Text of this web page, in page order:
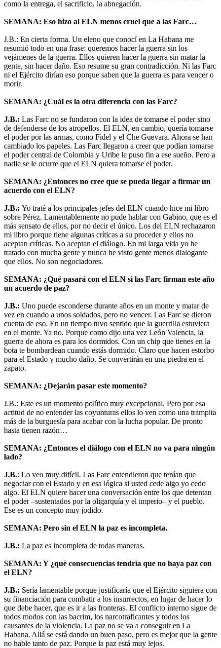
como la entrega, el sacrificio, la abnegación.
SEMANA: Eso hizo al ELN menos cruel que a las Farc…
J.B.: En cierta forma. Un eleno que conocí en La Habana me
resumió todo en una frase: queremos hacer la guerra sin los
vejámenes de la guerra. Ellos quieren hacer la guerra sin matar la
gente, sin hacer daño. Eso resume su gran contradicción. Ni las Farc
ni el Ejército dirían eso porque saben que la guerra es para vencer o
morir.
SEMANA: ¿Cuál es la otra diferencia con las Farc?
J.B.: Las Farc no se fundaron con la idea de tomarse el poder sino
de defenderse de los atropellos. El ELN, en cambio, quería tomarse
el poder por las armas, como Fidel y el Che Guevara. Ahora se han
cambiado los papeles. Las Farc llegaron a creer que podían tomarse
el poder central de Colombia y Uribe le puso fin a ese sueño. Pero a
nadie se le ocurre que el ELN quiera tomarse el poder.
SEMANA: ¿Entonces no cree que se pueda llegar a firmar un
acuerdo con el ELN?
J.B.: Yo traté a los principales jefes del ELN cuando hice mi libro
sobre Pérez. Lamentablemente no pude hablar con Gabino, que es el
más sensato de ellos, por no decir el único. Los del ELN rechazaron
mi libro porque tiene algunas críticas a su proceder y ellos no
aceptan críticas. No aceptan el diálogo. En mi larga vida yo he
tratado con mucha gente y nunca he visto gente menos dialogante
que ellos. No son negociadores.
SEMANA: ¿Qué pasará con el ELN si las Farc firman este año
un acuerdo de paz?
J.B.: Uno puede esconderse durante años en un monte y matar de
vez en cuando a unos soldados, pero no vencer. Las Farc se dieron
cuenta de eso. En un tiempo tuvo sentido que la guerrilla estuviera
en el monte. Ya no. Porque como dijo una vez León Valencia, la
guerra de ahora es para los dormidos. Con un chip que tienes en la
bota te bombardean cuando estás dormido. Claro que hacen estorbo
para el Estado y mucho daño. Se convertirán en una piedra en el
zapato.
SEMANA: ¿Dejarán pasar este momento?
J.B.: Este es un momento político muy excepcional. Pero por esa
actitud de no entender las coyunturas ellos lo ven como una trampita
más de la burguesía para acabar con la lucha popular. De pronto
hasta tienen razón…
SEMANA: ¿Entonces el diálogo con el ELN no va para ningún
lado?
J.B.: Lo veo muy difícil. Las Farc entendieron que tenían que
negociar con el Estado y en esa lógica si usted cede algo yo cedo
algo. El ELN quiere hacer una conversación entre los que detentan
el poder –sustentados por la oligarquía y el imperio– y el pueblo.
Ese es un concepto muy jodido.
SEMANA: Pero sin el ELN la paz es incompleta.
J.B.: La paz es incompleta de todas maneras.
SEMANA: Y ¿qué consecuencias tendría que no haya paz con
el ELN?
J.B.: Sería lamentable porque justificaría que el Ejército siguiera con
su financiación para combatir a los insurrectos, en lugar de hacer lo
que debe hacer, que es ir a las fronteras. El conflicto interno sigue de
todos modos con las bacrim, los narcotraficantes y todos los
causantes de la violencia. La paz no se va a conseguir en La
Habana. Allá se está dando un buen paso, pero es mejor que la gente
no hable tanto de paz. Porque la paz está muy lejos.